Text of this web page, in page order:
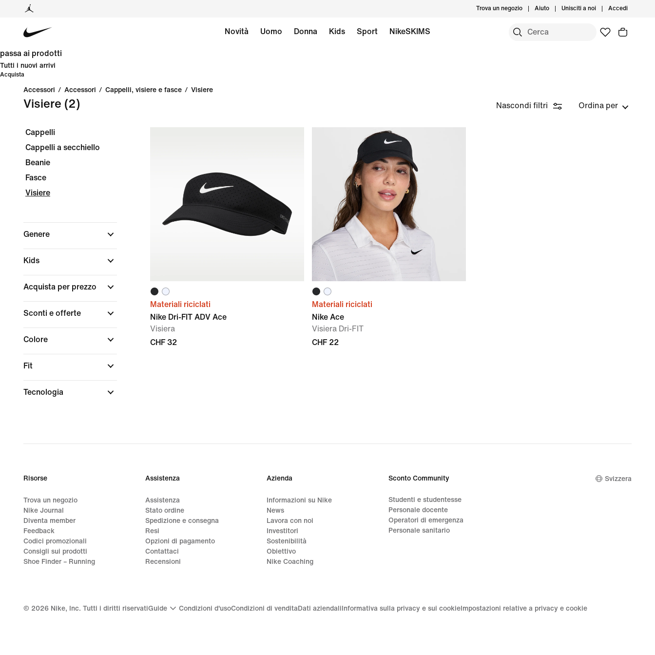
Trova un negozio Aiuto Unisciti a noi Accedi
Novità Uomo Donna Kids Sport NikeSKIMS
passa ai prodotti
Tutti i nuovi arrivi
Acquista
Accessori / Accessori / Cappelli, visiere e fasce / Visiere
Visiere (2) Nascondi filtri Ordina per
Cappelli
Cappelli a secchiello
Beanie
Fasce
Visiere
Genere
Kids
Acquista per prezzo
Sconti e offerte
Colore
Fit
Tecnologia
Materiali riciclati
Nike Dri-FIT ADV Ace
Visiera
CHF 32
Materiali riciclati
Nike Ace
Visiera Dri-FIT
CHF 22
Risorse
Trova un negozio
Nike Journal
Diventa member
Feedback
Codici promozionali
Consigli sui prodotti
Shoe Finder – Running
Assistenza
Assistenza
Stato ordine
Spedizione e consegna
Resi
Opzioni di pagamento
Contattaci
Recensioni
Azienda
Informazioni su Nike
News
Lavora con noi
Investitori
Sostenibilità
Obiettivo
Nike Coaching
Sconto Community
Studenti e studentesse
Personale docente
Operatori di emergenza
Personale sanitario
Svizzera
© 2026 Nike, Inc. Tutti i diritti riservatiGuide Condizioni d'usoCondizioni di venditaDati aziendaliInformativa sulla privacy e sui cookieImpostazioni relative a privacy e cookie